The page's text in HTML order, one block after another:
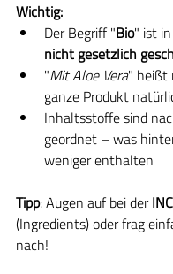
Wichtig:
Der Begriff "Bio" ist
nicht gesetzlich
"Mit Aloe Vera" heißt
ganze Produkt
Inhaltsstoffe sind
geordnet – was
weniger enthalten
Tipp: Augen auf bei der
(Ingredients) oder frag
nach!